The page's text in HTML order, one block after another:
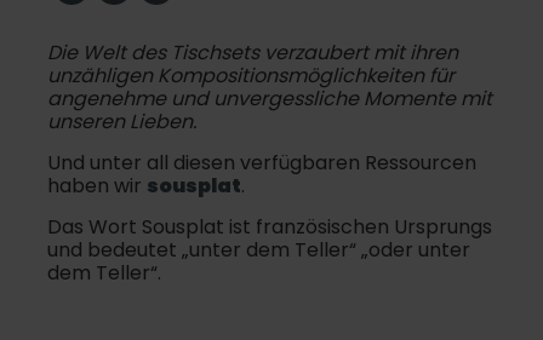
Die Welt des Tischsets verzaubert mit ihren
unzähligen Kompositionsmöglichkeiten für
angenehme und unvergessliche Momente mit
unseren Lieben.
Und unter all diesen verfügbaren Ressourcen
haben wir sousplat.
Das Wort Sousplat ist französischen Ursprungs
und bedeutet „unter dem Teller“ „oder unter
dem Teller“.